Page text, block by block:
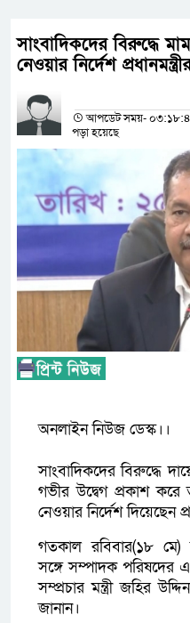
​সাংবাদিকদের বিরুদ্ধে
নেওয়ার নির্দেশ
আপডেট সময়- ০৩:১৮:৪০
পড়া হয়েছে
অনলাইন নিউজ ডেস্ক।।
​সাংবাদিকদের বিরুদ্ধে
গভীর উদ্বেগ প্রকাশ করে
নেওয়ার নির্দেশ দিয়েছেন
গতকাল রবিবার(১৮ মে)
সঙ্গে সম্পাদক
সম্প্রচার মন্ত্রী জহির
জানান।